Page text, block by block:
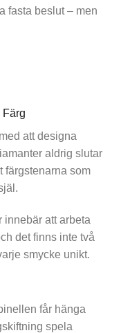
fasta beslut – men
Färg
attdesigna
aldrig slutar
färgstenarna som
innebär att arbeta
det finns inte två
smycke unikt.
får hänga
spela